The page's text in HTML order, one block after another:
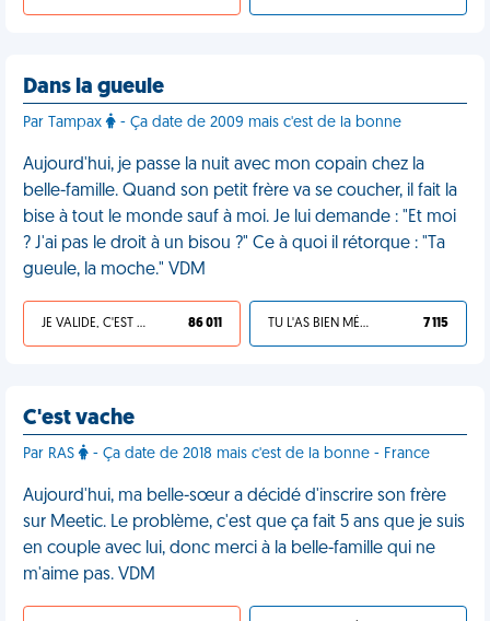
Dans la gueule
Par Tampax - Ça date de 2009 mais c'est de la bonne
Aujourd'hui, je passe la nuit avec mon copain chez la
belle-famille. Quand son petit frère va se coucher, il fait la
bise à tout le monde sauf à moi. Je lui demande : "Et moi
? J'ai pas le droit à un bisou ?" Ce à quoi il rétorque : "Ta
gueule, la moche." VDM
JE VALIDE, C'EST UNE VDM 86 011 TU L'AS BIEN MÉRITÉ 7 115
C'est vache
Par RAS - Ça date de 2018 mais c'est de la bonne - France
Aujourd'hui, ma belle-sœur a décidé d'inscrire son frère
sur Meetic. Le problème, c'est que ça fait 5 ans que je suis
en couple avec lui, donc merci à la belle-famille qui ne
m'aime pas. VDM